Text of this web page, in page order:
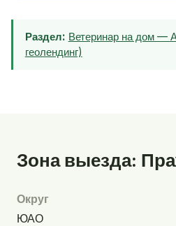
Раздел: Ветеринар на дом —
геолендинг)
Зона выезда:
Округ
ЮАО